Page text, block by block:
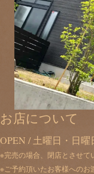
お店について
OPEN / 土曜日・日
※完売の場合、閉店とさせて
※ご予約頂いたお客様へのお